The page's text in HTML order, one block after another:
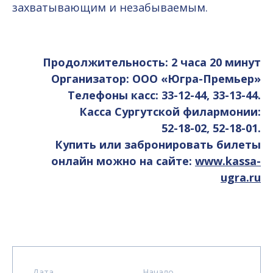
захватывающим и незабываемым.
Продолжительность: 2 часа 20 минут
Организатор: ООО «Югра-Премьер»
Телефоны касс: 33-12-44, 33-13-44.
Касса Сургутской филармонии:
52-18-02, 52-18-01.
Купить или забронировать билеты
онлайн можно на сайте: www.kassa-
ugra.ru